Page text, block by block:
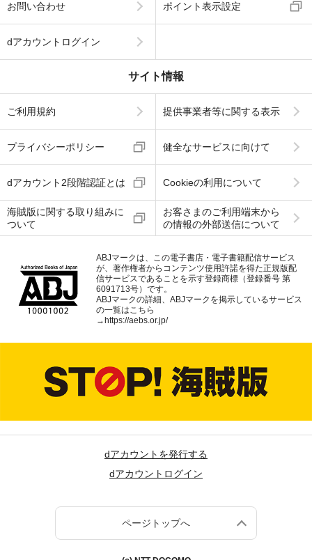
お問い合わせ ポイント表示設定
dアカウントログイン
サイト情報
ご利用規約 提供事業者等に関する表示
プライバシーポリシー 健全なサービスに向けて
dアカウント2段階認証とは Cookieの利用について
海賊版に関する取り組みに
ついて
お客さまのご利用端末から
の情報の外部送信について
ABJマークは、この電子書店・電子書籍配信サービス
が、著作権者からコンテンツ使用許諾を得た正規版配
信サービスであることを示す登録商標（登録番号 第
6091713号）です。
ABJマークの詳細、ABJマークを掲示しているサービス
の一覧はこちら
→ https://aebs.or.jp/
dアカウントを発行する
dアカウントログイン
ページトップへ